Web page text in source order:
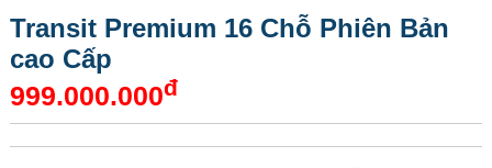
Transit Premium 16 Chỗ Phiên Bản
cao Cấp
999.000.000đ